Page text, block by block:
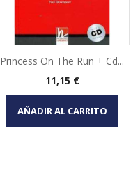
Princess On The Run + Cd...
Precio
11,15 €
AÑADIR AL CARRITO